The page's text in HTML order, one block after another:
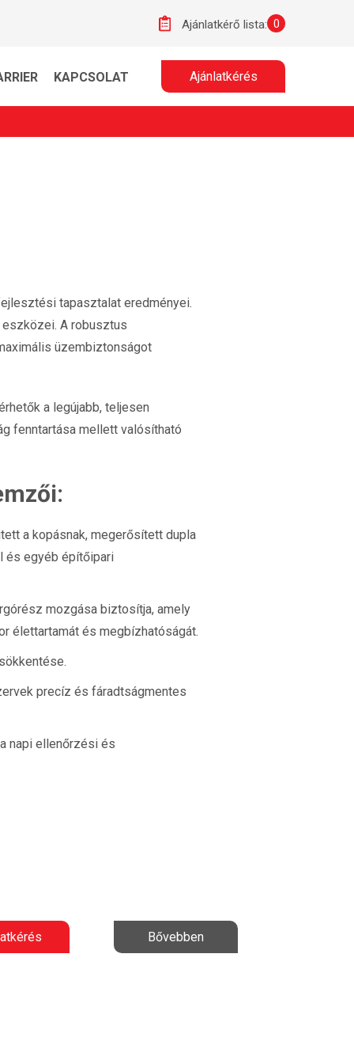
Ajánlatkérő lista: 0
KAPCSOLAT Ajánlatkérés
tapasztalat eredményei.
A robusztus
üzembiztonságot
a legújabb, teljesen
fenntartása mellett valósítható
a kopásnak, megerősített dupla
és egyéb építőipari
mozgása biztosítja, amely
élettartamát és megbízhatóságát.
precíz és fáradtságmentes
napi ellenőrzési és
Bővebben